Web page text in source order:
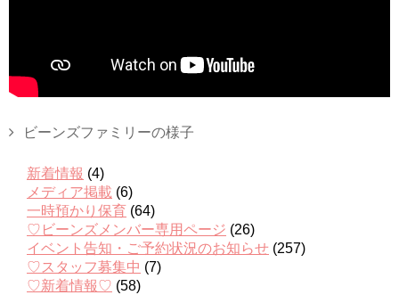
ビーンズファミリーの様子
新着情報 (4)
メディア掲載 (6)
一時預かり保育 (64)
♡ビーンズメンバー専用ページ (26)
イベント告知・ご予約状況のお知らせ (257)
♡スタッフ募集中 (7)
♡新着情報♡ (58)